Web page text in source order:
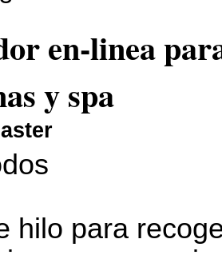
en-linea
y spa
hilo para